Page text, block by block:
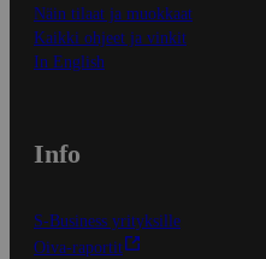
Näin tilaat ja muokkaat
Kaikki ohjeet ja vinkit
In English
Info
S-Business yrityksille
Oiva-raportit